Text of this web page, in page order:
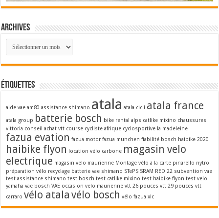
Archives
Archives
Étiquettes
aide vae am80 assistance shimano atala atala cicli atala france
atala group batterie bosch bike rental alps catlike mixino chaussures
vittoria conseil achat vtt course cycliste afrique cyclosportive la madeleine
fazua evation fazua motor fazua munchen fiabilité bosch haibike 2020
haibike flyon location vélo carbone magasin velo
electrique magasin velo maurienne Montage vélo à la carte pinarello nytro
préparation vélo recyclage batterie vae shimano STePS SRAM RED 22 subvention vae
test assistance shimano test bosch test catlike mixino test haibike flyon test velo
yamaha vae bosch VAE occasion velo maurienne vtt 26 pouces vtt 29 pouces vtt
carraro vélo atala vélo bosch vélo fazua xlc